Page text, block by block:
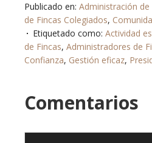
Publicado en: Administración de
de Fincas Colegiados,
Etiquetado como: Actividad
de Fincas, Administradores de
Confianza, Gestión eficaz,
Comentarios